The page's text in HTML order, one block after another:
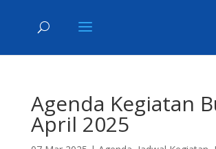
Agenda Kegiatan
April 2025